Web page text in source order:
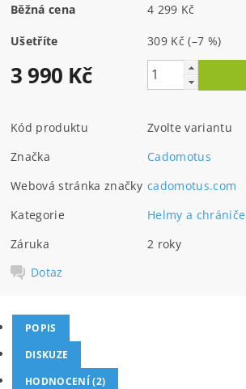
Běžná cena 4 299 Kč
Ušetříte 309 Kč(–7 %)
3 990 Kč
Kód produktu
Zvolte variantu
Značka
Cadomotus
Webová stránka značky cadomotus.com
Kategorie
Helmy a chrániče
Záruka
2 roky
Dotaz
POPIS
DISKUZE
HODNOCENÍ (2)